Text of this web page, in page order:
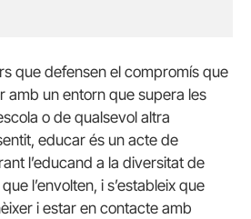
que defensen el compromís que
amb un entorn que supera les
o de qualsevol altra
educar és un acte de
l’educand a la diversitat de
l’envolten, i s’estableix que
i estar en contacte amb